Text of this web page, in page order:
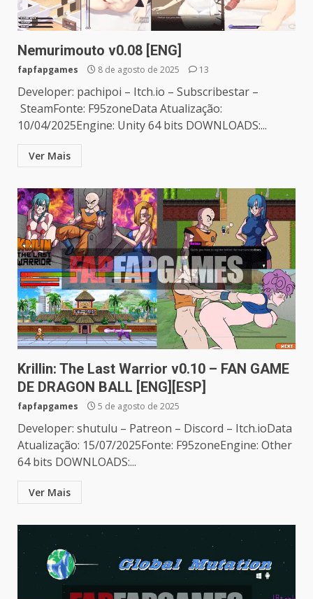
Nemurimouto v0.08 [ENG]
fapfapgames 8 de agosto de 2025 13
Developer: pachipoi – Itch.io – Subscribestar –
SteamFonte: F95zoneData Atualização:
10/04/2025Engine: Unity 64 bits DOWNLOADS:...
Ver Mais
Krillin: The Last Warrior v0.10 – FAN GAME
DE DRAGON BALL [ENG][ESP]
fapfapgames 5 de agosto de 2025
Developer: shutulu – Patreon – Discord – Itch.ioData
Atualização: 15/07/2025Fonte: F95zoneEngine: Other
64 bits DOWNLOADS:...
Ver Mais